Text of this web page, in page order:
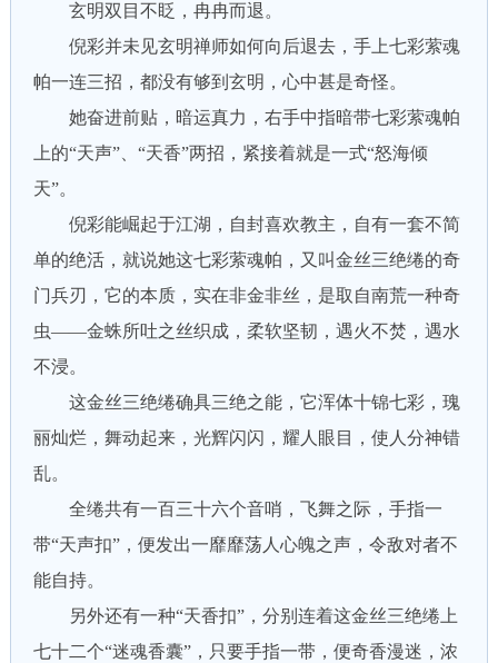
玄明双目不眨，冉冉而退。
倪彩并未见玄明禅师如何向后退去，手上七彩萦魂
帕一连三招，都没有够到玄明，心中甚是奇怪。
她奋进前贴，暗运真力，右手中指暗带七彩萦魂帕
上的“天声”、“天香”两招，紧接着就是一式“怒海倾
天”。
倪彩能崛起于江湖，自封喜欢教主，自有一套不简
单的绝活，就说她这七彩萦魂帕，又叫金丝三绝绻的奇
门兵刃，它的本质，实在非金非丝，是取自南荒一种奇
虫——金蛛所吐之丝织成，柔软坚韧，遇火不焚，遇水
不浸。
这金丝三绝绻确具三绝之能，它浑体十锦七彩，瑰
丽灿烂，舞动起来，光辉闪闪，耀人眼目，使人分神错
乱。
全绻共有一百三十六个音哨，飞舞之际，手指一
带“天声扣”，便发出一靡靡荡人心魄之声，令敌对者不
能自持。
另外还有一种“天香扣”，分别连着这金丝三绝绻上
七十二个“迷魂香囊”，只要手指一带，便奇香漫迷，浓